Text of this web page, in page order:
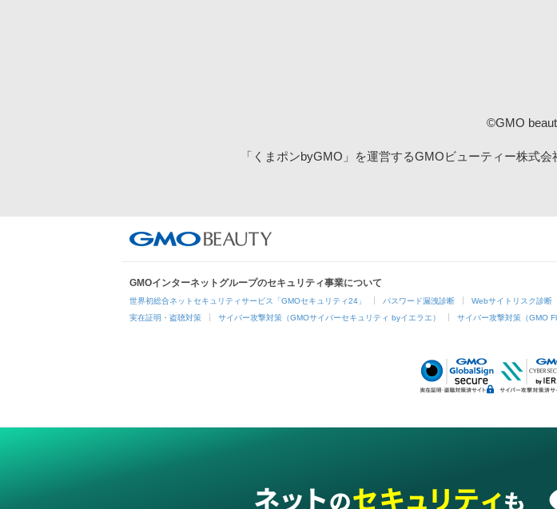
©GMO
「くまポンbyGMO」を運営するGMOビューティー株式会
GMOインターネットグループのセキュリティ事業について
世界初総合ネットセキュリティサービス「GMOセキュリティ24」 パスワード漏洩診断 Webサイトリスク診断
実在証明・盗聴対策 サイバー攻撃対策（GMOサイバーセキュリティ byイエラエ） サイバー攻撃対策（GMO